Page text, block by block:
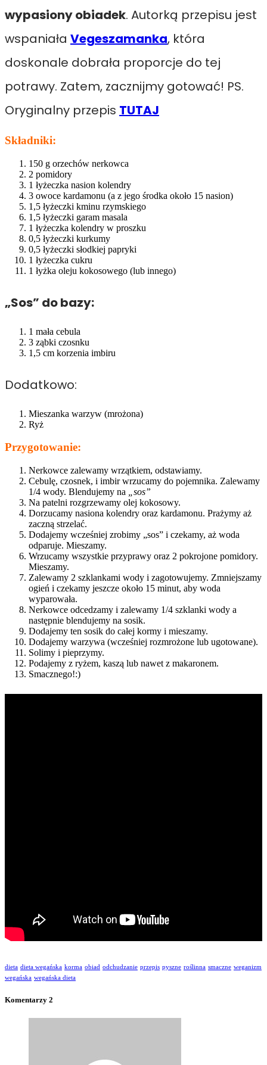
wypasiony obiadek. Autorką przepisu jest
wspaniała Vegeszamanka, która
doskonale dobrała proporcje do tej
potrawy. Zatem, zacznijmy gotować! PS.
Oryginalny przepis TUTAJ
Składniki:
150 g orzechów nerkowca
2 pomidory
1 łyżeczka nasion kolendry
3 owoce kardamonu (a z jego środka około 15 nasion)
1,5 łyżeczki kminu rzymskiego
1,5 łyżeczki garam masala
1 łyżeczka kolendry w proszku
0,5 łyżeczki kurkumy
0,5 łyżeczki słodkiej papryki
1 łyżeczka cukru
1 łyżka oleju kokosowego (lub innego)
„Sos” do bazy:
1 mała cebula
3 ząbki czosnku
1,5 cm korzenia imbiru
Dodatkowo:
Mieszanka warzyw (mrożona)
Ryż
Przygotowanie:
Nerkowce zalewamy wrzątkiem, odstawiamy.
Cebulę, czosnek, i imbir wrzucamy do pojemnika. Zalewamy
1/4 wody. Blendujemy na
„sos”
Na patelni rozgrzewamy olej kokosowy.
Dorzucamy nasiona kolendry oraz kardamonu. Prażymy aż
zaczną strzelać.
Dodajemy wcześniej zrobimy „sos” i czekamy, aż woda
odparuje. Mieszamy.
Wrzucamy wszystkie przyprawy oraz 2 pokrojone pomidory.
Mieszamy.
Zalewamy 2 szklankami wody i zagotowujemy. Zmniejszamy
ogień i czekamy jeszcze około 15 minut, aby woda
wyparowała.
Nerkowce odcedzamy i zalewamy 1/4 szklanki wody a
następnie blendujemy na sosik.
Dodajemy ten sosik do całej kormy i mieszamy.
Dodajemy warzywa (wcześniej rozmrożone lub ugotowane).
Solimy i pieprzymy.
Podajemy z ryżem, kaszą lub nawet z makaronem.
Smacznego!:)
dieta dieta wegańska korma obiad odchudzanie przepis pyszne roślinna smaczne weganizm
wegańska wegańska dieta
Komentarzy 2